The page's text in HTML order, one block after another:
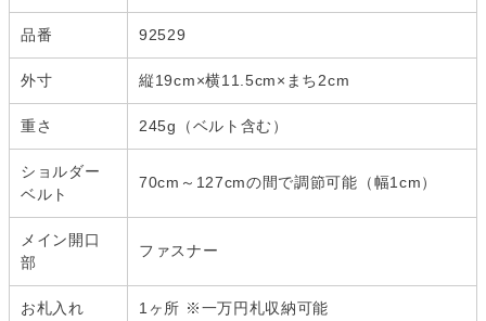
品番 92529
外寸 縦19cm×横11.5cm×まち2cm
重さ 245g（ベルト含む）
ショルダー
ベルト
70cm～127cmの間で調節可能（幅1cm）
メイン開口
部
ファスナー
お札入れ 1ヶ所 ※一万円札収納可能